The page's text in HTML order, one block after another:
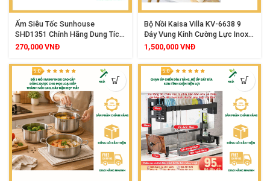
Ấm Siêu Tốc Sunhouse
SHD1351 Chính Hãng Dung Tích
Lớn 1.8L, Thân Nhựa 2 Lớp Cách
Tự Ngắt Khi Sôi, Công Suất
1500W Siêu Tiết Kiệm Điện
270,000 VNĐ
Bộ Nồi Kaisa Villa KV-6638 9
Đáy Vung Kính Cường Lực Inox
304 Kèm Chảo Chống Dính Sang
1,500,000 VNĐ